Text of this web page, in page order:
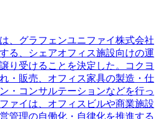
、グラフェンユニファイ株式会社
る、シェアオフィス施設向けの運
り受けることを決定した。コクヨ
・販売、オフィス家具の製造・仕
・コンサルテーションなどを行っ
ァイは、オフィスビルや商業施設
管理の自働化・自律化を推進する